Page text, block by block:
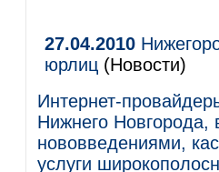
27.04.2010
юрлиц (Новости)
Интернет-
Нижнего Новгорода,
нововведениями,
услуги